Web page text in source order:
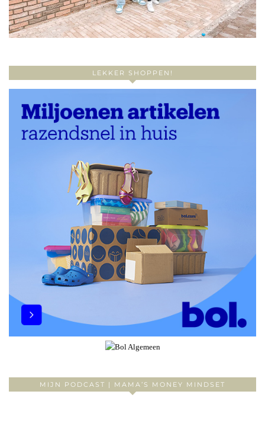
LEKKER SHOPPEN!
MIJN PODCAST | MAMA’S MONEY MINDSET